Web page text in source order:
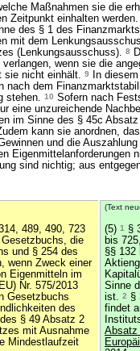
Maßnahmen sie die
Zeitpunkt einhalten werden.
des § 1 des
mit dem
(Lenkungsausschuss). 8
wenn sie die
sie nicht einhält. 9
In
nach dem
stehen. 10 Sofern nach
eine unzureichende
im Sinne des § 45c
kann sie anordnen,
und die
Eigenmittelanforderungen
sind nichtig; aus
489, 490, 723
die
und § 254 des
wenn Zweck einer
Eigenmitteln im
Nr. 575/2013
Gesetzbuchs
des
§ 49 Absatz 2
mit Ausnahme
Mindestlaufzeit
(Text
(5) 1
§
bis
§§ 132
Sinne
ist. 2 §
findet
Absatz